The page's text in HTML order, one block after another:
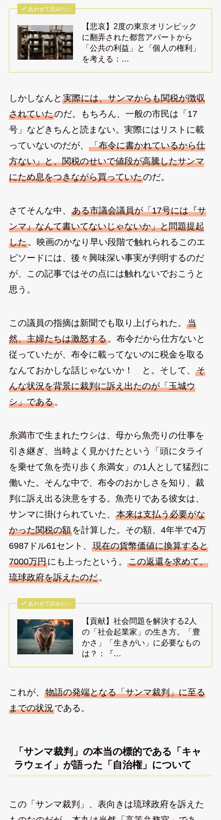
あわせて読みたい
【悲哀】2度の東京オリンピック
に翻弄された都営アパートから
「公共の利益」と「個人の権利」
を考える：…
しかしなんと 実際には、サンマからも関税が徴収
されていたのだ。もちろん、一般の市民は「17
号」などきちんと読まない。実際にはリストに載
っていないのだが、 「布令に書かれているから仕
方ない」と、関税のせいで値段が高騰したサンマ
にため息をつきながら買っていたのだ。
さてそんな中、 ある市議会議員が「17号には『サ
ンマ』なんて書いてないじゃないか」と問題提起
した。映画のかなり早い段階で触れられるこのエ
ピソードには、後々興味深い事実が判明するのだ
が、この記事ではその点には触れないでおこうと
思う。
この議員の指摘は新聞でも取り上げられた。 当
然、主婦たちは激怒する。布令だから仕方ないと
従っていたが、布令に載ってないのに税金を取る
なんておかしな話じゃないか！ と。そして、 そ
んな状況を背景に裁判に訴え出たのが「玉城ウ
シ」である。
糸満市で生まれたウシは、母から魚売りの仕事を
引き継ぎ、当時よく見かけたという「頭にタライ
を乗せて魚を売り歩く糸満女」の1人として猛烈に
働いた。そんな中で、布令のおかしさを知り、裁
判に訴え出る決意をする。魚売りである彼女は、
サンマに掛けられていた、 本来は支払う必要がな
かった関税の額を計算した。その額、4年半で4万
6987ドル61セント、 現在の貨幣価値に換算すると
7000万円にも上ったという。 この返還を求めて、
琉球政府を訴えたのだ。
あわせて読みたい
【貢献】社会問題を解決する2人
の「社会起業家」の生き方。「豊
かさ」「生きがい」に必要なもの
は？：『…
これが、 物語の発端となる「サンマ裁判」に至る
までの状況である。
「サンマ裁判」の本当の標的である「キャ
ラウェイ」が語った「自治権」について
この「サンマ裁判」、表向きは琉球政府を訴えた